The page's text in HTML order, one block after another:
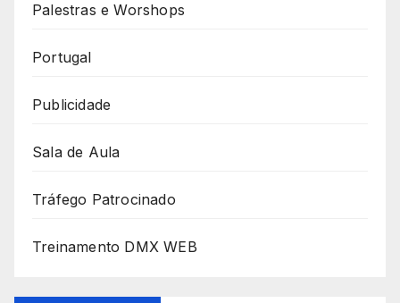
Palestras e Worshops
Portugal
Publicidade
Sala de Aula
Tráfego Patrocinado
Treinamento DMX WEB